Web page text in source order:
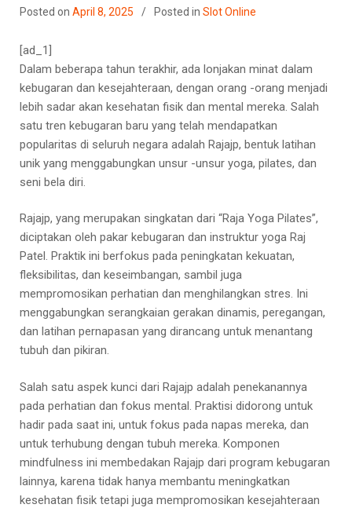
Posted on April 8, 2025 Posted in Slot Online
[ad_1]
Dalam beberapa tahun terakhir, ada lonjakan minat dalam
kebugaran dan kesejahteraan, dengan orang -orang menjadi
lebih sadar akan kesehatan fisik dan mental mereka. Salah
satu tren kebugaran baru yang telah mendapatkan
popularitas di seluruh negara adalah Rajajp, bentuk latihan
unik yang menggabungkan unsur -unsur yoga, pilates, dan
seni bela diri.
Rajajp, yang merupakan singkatan dari “Raja Yoga Pilates”,
diciptakan oleh pakar kebugaran dan instruktur yoga Raj
Patel. Praktik ini berfokus pada peningkatan kekuatan,
fleksibilitas, dan keseimbangan, sambil juga
mempromosikan perhatian dan menghilangkan stres. Ini
menggabungkan serangkaian gerakan dinamis, peregangan,
dan latihan pernapasan yang dirancang untuk menantang
tubuh dan pikiran.
Salah satu aspek kunci dari Rajajp adalah penekanannya
pada perhatian dan fokus mental. Praktisi didorong untuk
hadir pada saat ini, untuk fokus pada napas mereka, dan
untuk terhubung dengan tubuh mereka. Komponen
mindfulness ini membedakan Rajajp dari program kebugaran
lainnya, karena tidak hanya membantu meningkatkan
kesehatan fisik tetapi juga mempromosikan kesejahteraan